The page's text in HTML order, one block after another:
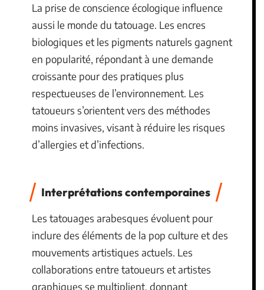
La prise de conscience écologique influence
aussi le monde du tatouage. Les encres
biologiques et les pigments naturels gagnent
en popularité, répondant à une demande
croissante pour des pratiques plus
respectueuses de l’environnement. Les
tatoueurs s’orientent vers des méthodes
moins invasives, visant à réduire les risques
d’allergies et d’infections.
Interprétations contemporaines
Les tatouages arabesques évoluent pour
inclure des éléments de la pop culture et des
mouvements artistiques actuels. Les
collaborations entre tatoueurs et artistes
graphiques se multiplient, donnant